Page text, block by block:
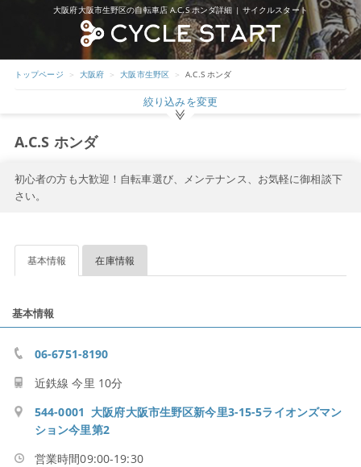
大阪府大阪市生野区の自転車店 A.C.S ホンダ詳細 | サイクルスタート
トップページ 大阪府 大阪市生野区 A.C.S ホンダ
絞り込みを変更
A.C.S ホンダ
初心者の方も大歓迎！自転車選び、メンテナンス、お気軽に御相談下
さい。
基本情報 在庫情報
基本情報
06-6751-8190
近鉄線 今里 10分
544-0001 大阪府大阪市生野区新今里3-15-5ライオンズマン
ション今里第2
営業時間09:00-19:30